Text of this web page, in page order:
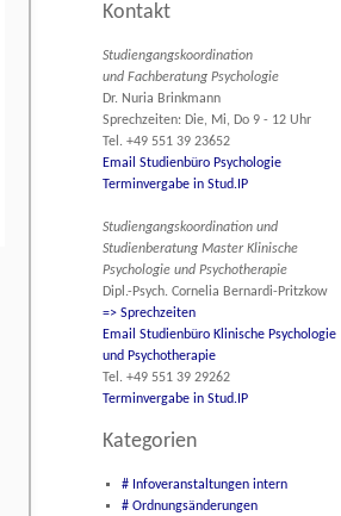
Kontakt
Studiengangskoordination
und Fachberatung Psychologie
Dr. Nuria Brinkmann
Sprechzeiten: Die, Mi, Do 9 - 12 Uhr
Tel. +49 551 39 23652
Email Studienbüro Psychologie
Terminvergabe in Stud.IP
Studiengangskoordination und
Studienberatung Master Klinische
Psychologie und Psychotherapie
Dipl.-Psych. Cornelia Bernardi-Pritzkow
=> Sprechzeiten
Email Studienbüro Klinische Psychologie
und Psychotherapie
Tel. +49 551 39 29262
Terminvergabe in Stud.IP
Kategorien
# Infoveranstaltungen intern
# Ordnungsänderungen